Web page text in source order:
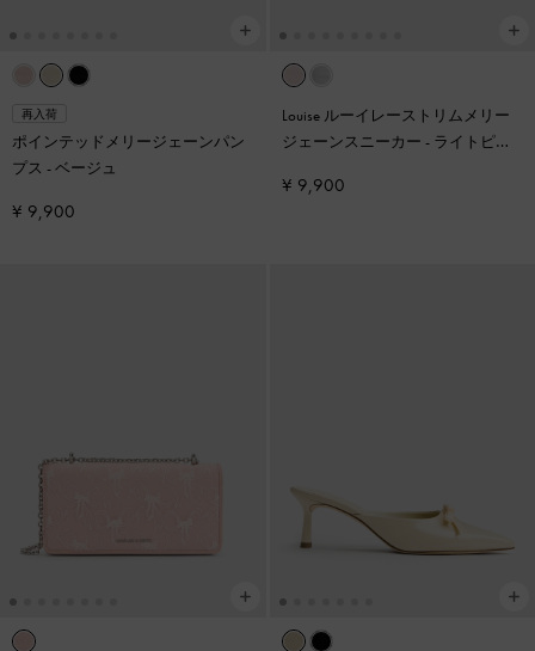
再入荷
ポインテッドメリージェーンパン
プス -ベージュ
¥ 9,900
Louise ルーイレーストリムメリー
ジェーンスニーカー - ライトピン
¥ 9,900